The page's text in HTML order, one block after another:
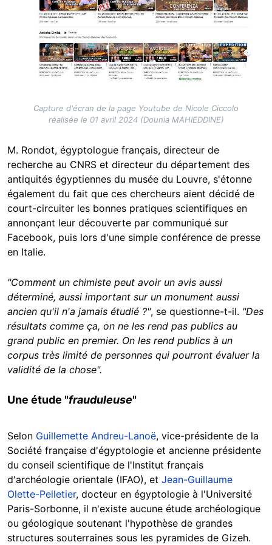
Capture d'écran de la page Youtube de Nicole Ciccolo
réalisée le 01 avril 2024 (Dounia MAHIEDDINE)
M. Rondot, égyptologue français, directeur de
recherche au CNRS et directeur du département des
antiquités égyptiennes du musée du Louvre, s'étonne
également du fait que ces chercheurs aient décidé de
court-circuiter les bonnes pratiques scientifiques en
annonçant leur découverte par communiqué sur
Facebook, puis lors d'une simple conférence de presse
en Italie.
"Comment un chimiste peut avoir un avis aussi
déterminé, aussi important sur un monument aussi
ancien qu'il n'a jamais étudié ?", se questionne-t-il. "Des
résultats comme ça, on ne les rend pas publics au
grand public en premier. On les rend publics à un
corpus très limité de personnes qui pourront évaluer la
validité de la chose".
Une étude "frauduleuse"
Selon Guillemette Andreu-Lanoë, vice-présidente de la
Société française d'égyptologie et ancienne présidente
du conseil scientifique de l'Institut français
d'archéologie orientale (IFAO), et Jean-Guillaume
Olette-Pelletier, docteur en égyptologie à l'Université
Paris-Sorbonne, il n'existe aucune étude archéologique
ou géologique soutenant l'hypothèse de grandes
structures souterraines sous les pyramides de Gizeh.